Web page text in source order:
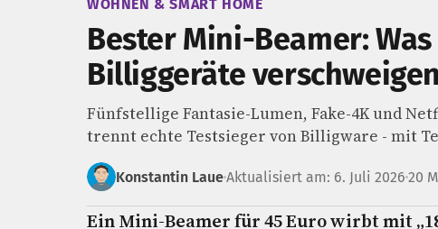
WOHNEN & SMART HOME
Bester Mini-Beamer:
Billiggeräte verschweigen
Fünfstellige Fantasie-Lumen, Fake-4K und
trennt echte Testsieger von Billigware - mit
Konstantin LaueAktualisiert am: 6. Juli 2026 20
Ein Mini-Beamer für 45 Euro wirbt mit